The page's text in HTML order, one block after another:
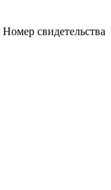
Номер свидетельства